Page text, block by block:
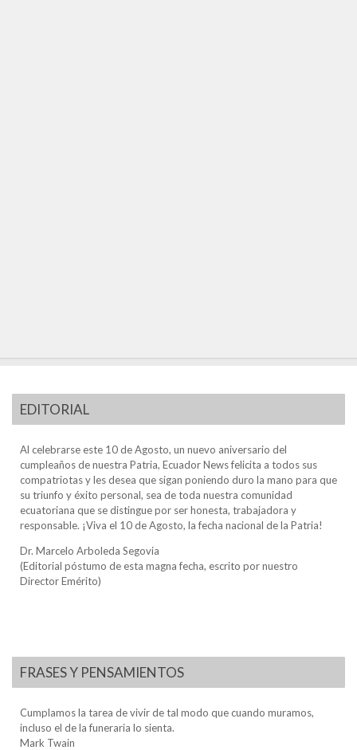
EDITORIAL
Al celebrarse este 10 de Agosto, un nuevo aniversario del
cumpleaños de nuestra Patria, Ecuador News felicita a todos sus
compatriotas y les desea que sigan poniendo duro la mano para que
su triunfo y éxito personal, sea de toda nuestra comunidad
ecuatoriana que se distingue por ser honesta, trabajadora y
responsable. ¡Viva el 10 de Agosto, la fecha nacional de la Patria!
Dr. Marcelo Arboleda Segovia
(Editorial póstumo de esta magna fecha, escrito por nuestro
Director Emérito)
FRASES Y PENSAMIENTOS
Cumplamos la tarea de vivir de tal modo que cuando muramos,
incluso el de la funeraria lo sienta.
Mark Twain